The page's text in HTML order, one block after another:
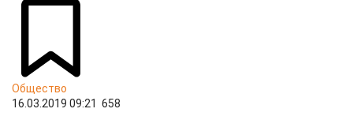
Общество
16.03.2019 09:21 658